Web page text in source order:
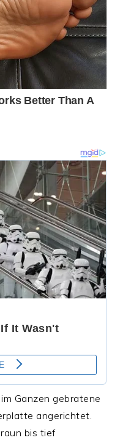
Ganzen gebratene
angerichtet.
bis tief